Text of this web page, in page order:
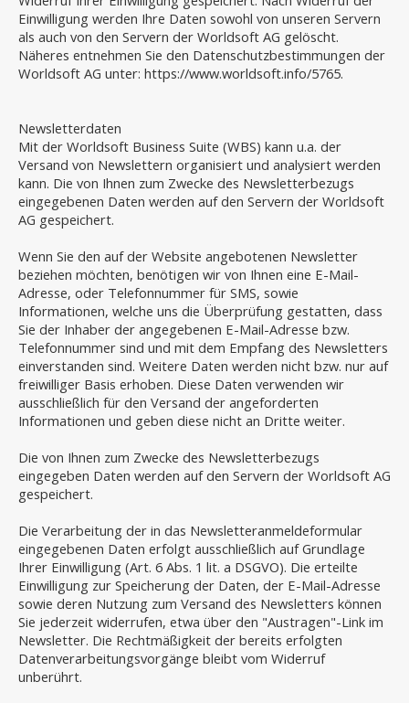
Einwilligung werden Ihre Daten sowohl von unseren Servern
als auch von den Servern der Worldsoft AG gelöscht.
Näheres entnehmen Sie den Datenschutzbestimmungen der
Worldsoft AG unter: https://www.worldsoft.info/5765.
Newsletterdaten
Mit der Worldsoft Business Suite (WBS) kann u.a. der
Versand von Newslettern organisiert und analysiert werden
kann. Die von Ihnen zum Zwecke des Newsletterbezugs
eingegebenen Daten werden auf den Servern der Worldsoft
AG gespeichert.
Wenn Sie den auf der Website angebotenen Newsletter
beziehen möchten, benötigen wir von Ihnen eine E-Mail-
Adresse, oder Telefonnummer für SMS, sowie
Informationen, welche uns die Überprüfung gestatten, dass
Sie der Inhaber der angegebenen E-Mail-Adresse bzw.
Telefonnummer sind und mit dem Empfang des Newsletters
einverstanden sind. Weitere Daten werden nicht bzw. nur auf
freiwilliger Basis erhoben. Diese Daten verwenden wir
ausschließlich für den Versand der angeforderten
Informationen und geben diese nicht an Dritte weiter.
Die von Ihnen zum Zwecke des Newsletterbezugs
eingegeben Daten werden auf den Servern der Worldsoft AG
gespeichert.
Die Verarbeitung der in das Newsletteranmeldeformular
eingegebenen Daten erfolgt ausschließlich auf Grundlage
Ihrer Einwilligung (Art. 6 Abs. 1 lit. a DSGVO). Die erteilte
Einwilligung zur Speicherung der Daten, der E-Mail-Adresse
sowie deren Nutzung zum Versand des Newsletters können
Sie jederzeit widerrufen, etwa über den "Austragen"-Link im
Newsletter. Die Rechtmäßigkeit der bereits erfolgten
Datenverarbeitungsvorgänge bleibt vom Widerruf
unberührt.